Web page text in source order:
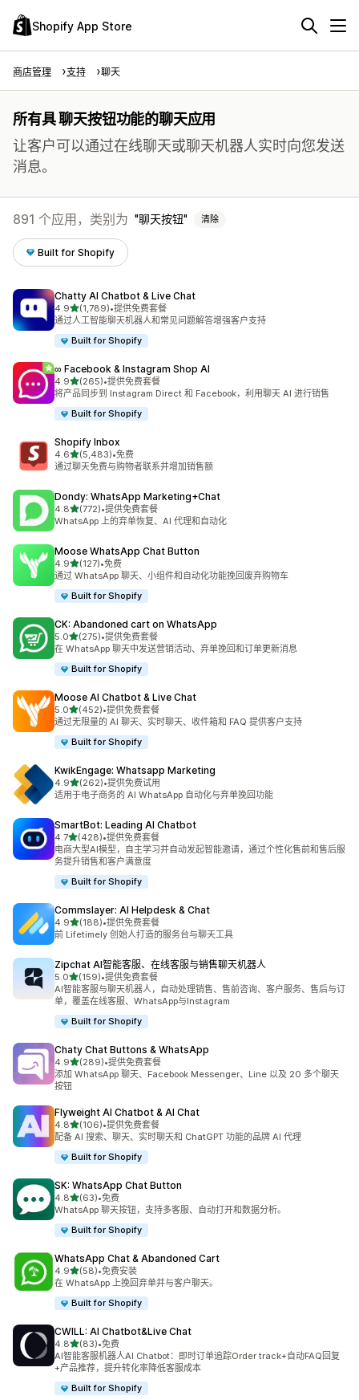
Shopify App Store
商店管理 支持 聊天
所有具 聊天按钮功能的聊天应用
让客户可以通过在线聊天或聊天机器人实时向您发送
消息。
891 个应用，类别为 聊天按钮 清除
Built for Shopify
Chatty AI Chatbot & Live Chat
4.9星（满分 5 星）
(1,789)
总共 1789 条评论
•提供免费套餐
通过人工智能聊天机器人和常见问题解答增强客户支持
Built for Shopify
∞ Facebook & Instagram Shop AI
4.9星（满分 5 星）
(265)
总共 265 条评论
•提供免费套餐
将产品同步到 Instagram Direct 和 Facebook，利用聊天 AI 进行销售
Built for Shopify
Shopify Inbox
4.6星（满分 5 星）
(5,483)
总共 5483 条评论
•免费
通过聊天免费与购物者联系并增加销售额
Dondy: WhatsApp Marketing+Chat
4.8星（满分 5 星）
(772)
总共 772 条评论
•提供免费套餐
WhatsApp 上的弃单恢复、AI 代理和自动化
Moose WhatsApp Chat Button
4.9星（满分 5 星）
(127)
总共 127 条评论
•免费
通过 WhatsApp 聊天、小组件和自动化功能挽回废弃购物车
Built for Shopify
CK: Abandoned cart on WhatsApp
5.0星（满分 5 星）
(275)
总共 275 条评论
•提供免费套餐
在 WhatsApp 聊天中发送营销活动、弃单挽回和订单更新消息
Built for Shopify
Moose AI Chatbot & Live Chat
5.0星（满分 5 星）
(452)
总共 452 条评论
•提供免费套餐
通过无限量的 AI 聊天、实时聊天、收件箱和 FAQ 提供客户支持
Built for Shopify
KwikEngage: Whatsapp Marketing
4.9星（满分 5 星）
(262)
总共 262 条评论
•提供免费试用
适用于电子商务的 AI WhatsApp 自动化与弃单挽回功能
SmartBot: Leading AI Chatbot
4.7星（满分 5 星）
(428)
总共 428 条评论
•提供免费套餐
电商大型AI模型，自主学习并自动发起智能邀请，通过个性化售前和售后服
务提升销售和客户满意度
Built for Shopify
Commslayer: AI Helpdesk & Chat
4.9星（满分 5 星）
(188)
总共 188 条评论
•提供免费套餐
前 Lifetimely 创始人打造的服务台与聊天工具
Zipchat AI智能客服、在线客服与销售聊天机器人
5.0星（满分 5 星）
(159)
总共 159 条评论
•提供免费套餐
AI智能客服与聊天机器人，自动处理销售、售前咨询、客户服务、售后与订
单，覆盖在线客服、WhatsApp与Instagram
Built for Shopify
Chaty Chat Buttons & WhatsApp
4.9星（满分 5 星）
(289)
总共 289 条评论
•提供免费套餐
添加 WhatsApp 聊天、Facebook Messenger、Line 以及 20 多个聊天
按钮
Flyweight AI Chatbot & AI Chat
4.8星（满分 5 星）
(106)
总共 106 条评论
•提供免费套餐
配备 AI 搜索、聊天、实时聊天和 ChatGPT 功能的品牌 AI 代理
Built for Shopify
SK: WhatsApp Chat Button
4.8星（满分 5 星）
(63)
总共 63 条评论
•免费
WhatsApp 聊天按钮，支持多客服、自动打开和数据分析。
Built for Shopify
WhatsApp Chat & Abandoned Cart
4.9星（满分 5 星）
(58)
总共 58 条评论
•免费安装
在 WhatsApp 上挽回弃单并与客户聊天。
Built for Shopify
CWILL: AI Chatbot&Live Chat
4.8星（满分 5 星）
(83)
总共 83 条评论
•免费
AI智能客服机器人AI Chatbot：即时订单追踪Order track+自动FAQ回复
+产品推荐，提升转化率降低客服成本
Built for Shopify